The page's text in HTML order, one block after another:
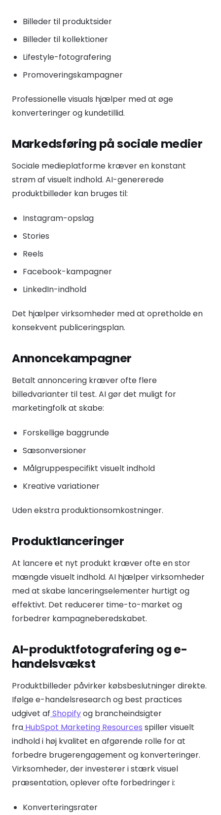
Billeder til produktsider
Billeder til kollektioner
Lifestyle-fotografering
Promoveringskampagner
Professionelle visuals hjælper med at øge
konverteringer og kundetillid.
Markedsføring på sociale medier
Sociale medieplatforme kræver en konstant
strøm af visuelt indhold. AI-genererede
produktbilleder kan bruges til:
Instagram-opslag
Stories
Reels
Facebook-kampagner
LinkedIn-indhold
Det hjælper virksomheder med at opretholde en
konsekvent publiceringsplan.
Annoncekampagner
Betalt annoncering kræver ofte flere
billedvarianter til test. AI gør det muligt for
marketingfolk at skabe:
Forskellige baggrunde
Sæsonversioner
Målgruppespecifikt visuelt indhold
Kreative variationer
Uden ekstra produktionsomkostninger.
Produktlanceringer
At lancere et nyt produkt kræver ofte en stor
mængde visuelt indhold. AI hjælper virksomheder
med at skabe lanceringselementer hurtigt og
effektivt. Det reducerer time-to-market og
forbedrer kampagneberedskabet.
AI-produktfotografering og e-
handelsvækst
Produktbilleder påvirker købsbeslutninger direkte.
Ifølge e-handelsresearch og best practices
udgivet af Shopifyog brancheindsigter
fra HubSpot Marketing Resources spiller visuelt
indhold i høj kvalitet en afgørende rolle for at
forbedre brugerengagement og konverteringer.
Virksomheder, der investerer i stærk visuel
præsentation, oplever ofte forbedringer i:
Konverteringsrater